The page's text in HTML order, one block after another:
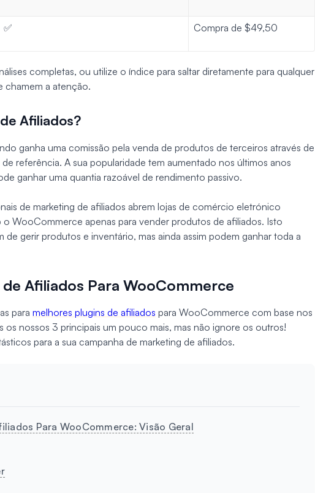
✅ Compra de $49,50
completas, ou utilize o índice para saltar diretamente para qualquer
chamem a atenção.
Afiliados?
ganha uma comissão pela venda de produtos de terceiros através de
referência. A sua popularidade tem aumentado nos últimos anos
ganhar uma quantia razoável de rendimento passivo.
de marketing de afiliados abrem lojas de comércio eletrónico
WooCommerce apenas para vender produtos de afiliados. Isto
de gerir produtos e inventário, mas ainda assim podem ganhar toda a
Afiliados Para WooCommerce
para melhores plugins de afiliados para WooCommerce com base nos
os nossos 3 principais um pouco mais, mas não ignore os outros!
para a sua campanha de marketing de afiliados.
Para WooCommerce: Visão Geral